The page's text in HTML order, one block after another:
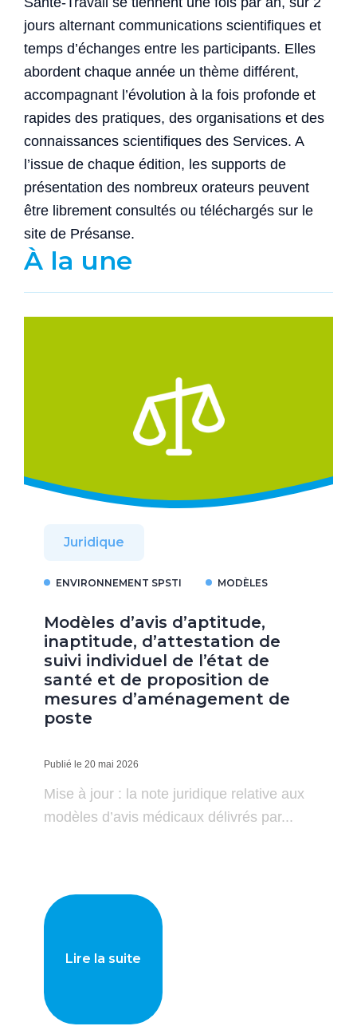
jours alternant communications scientifiques et
temps d’échanges entre les participants. Elles
abordent chaque année un thème différent,
accompagnant l’évolution à la fois profonde et
rapides des pratiques, des organisations et des
connaissances scientifiques des Services. A
l’issue de chaque édition, les supports de
présentation des nombreux orateurs peuvent
être librement consultés ou téléchargés sur le
site de Présanse.
À la une
Juridique
ENVIRONNEMENT SPSTI MODÈLES
Modèles d’avis d’aptitude,
inaptitude, d’attestation de
suivi individuel de l’état de
santé et de proposition de
mesures d’aménagement de
poste
Publié le 20 mai 2026
Mise à jour : la note juridique relative aux
modèles d’avis médicaux délivrés par...
Lire la suite